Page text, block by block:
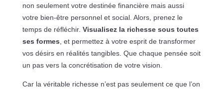
non seulement votre destinée financière mais aussi
votre bien-être personnel et social. Alors, prenez le
temps de réfléchir. Visualisez la richesse sous toutes
ses formes , et permettez à votre esprit de transformer
vos désirs en réalités tangibles. Que chaque pensée soit
un pas vers la concrétisation de votre vision.
Car la véritable richesse n’est pas seulement ce que l’on